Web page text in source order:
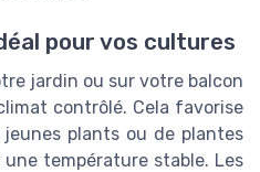
pour vos cultures
jardin ou sur votre balcon
contrôlé. Cela favorise
plants ou de plantes
température stable. Les